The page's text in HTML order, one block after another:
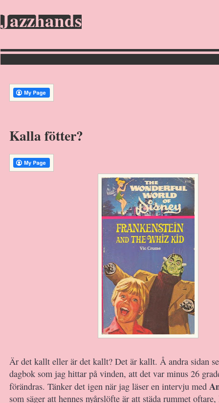
Jazzhands
Kalla fötter?
Är det kallt eller är det kallt? Det är kallt. Å andra sidan
dagbok som jag hittar på vinden, att det var minus 26
förändras. Tänker det igen när jag läser en intervju med
som säger att hennes nyårslöfte är att städa rummet